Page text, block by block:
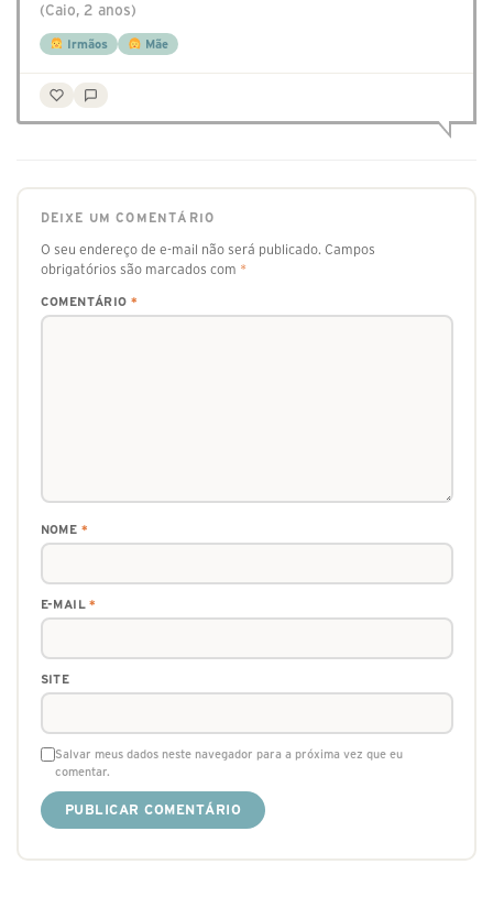
(Caio, 2 anos)
Irmãos Mãe
DEIXE UM COMENTÁRIO
O seu endereço de e-mail não será publicado. Campos
obrigatórios são marcados com *
COMENTÁRIO *
NOME *
E-MAIL*
SITE
Salvar meus dados neste navegador para a próxima vez que eu
comentar.